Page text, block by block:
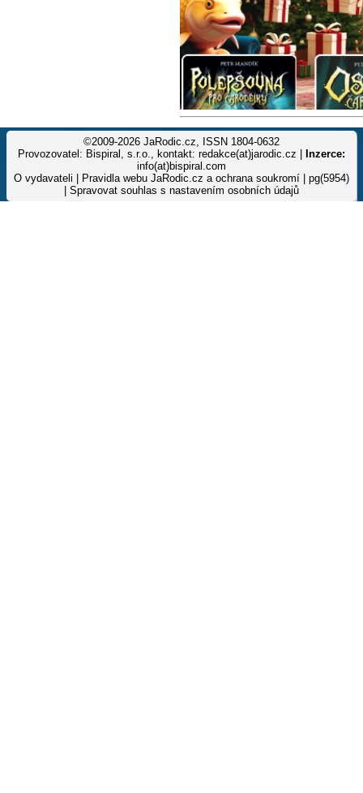
©2009-2026 JaRodic.cz, ISSN 1804-0632
Provozovatel: Bispiral, s.r.o., kontakt: redakce(at)jarodic.cz |
Inzerce:
info(at)bispiral.com
O vydavateli
Pravidla webu JaRodic.cz a ochrana soukromí | pg(5954)
Spravovat souhlas s nastavením osobních údajů